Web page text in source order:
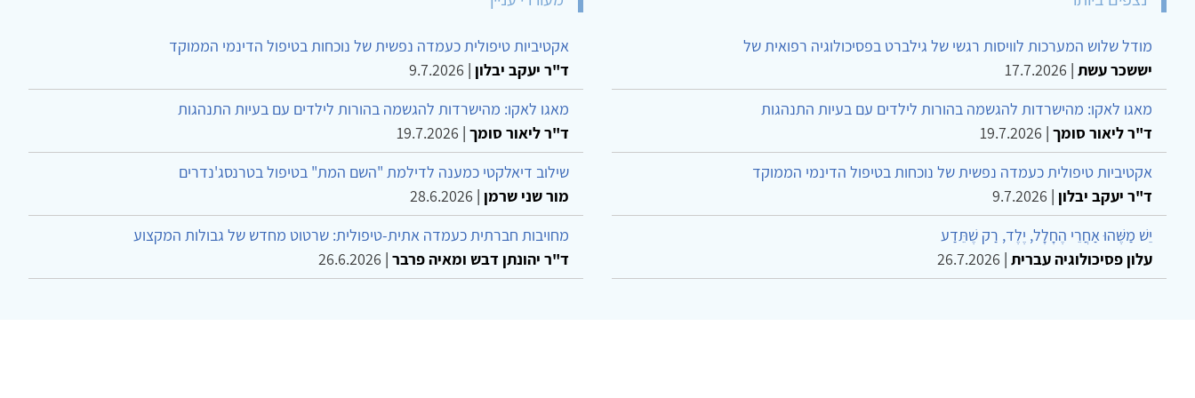
מודל שלוש המערכות לוויסות רגשי של גילברט בפסיכולוגיה רפואית של
יששכר עשת |
17.7.2026
מאגו לאקו: מהישרדות להגשמה בהורות לילדים עם בעיות התנהגות
ד"ר ליאור סומך |
19.7.2026
אקטיביות טיפולית כעמדה נפשית של נוכחות בטיפול הדינמי הממוקד
ד"ר יעקב יבלון |
9.7.2026
יֵשׁ מַשֶּׁהוּ אַחֲרֵי הֶחָלָל, יֶלֶד, רַק שֶׁתֵּדַע
עלון פסיכולוגיה עברית |
26.7.2026
אקטיביות טיפולית כעמדה נפשית של נוכחות בטיפול הדינמי הממוקד
ד"ר יעקב יבלון |
9.7.2026
מאגו לאקו: מהישרדות להגשמה בהורות לילדים עם בעיות התנהגות
ד"ר ליאור סומך |
19.7.2026
שילוב דיאלקטי כמענה לדילמת "השם המת" בטיפול בטרנסג'נדרים
מור שני שרמן |
28.6.2026
מחויבות חברתית כעמדה אתית-טיפולית: שרטוט מחדש של גבולות המקצוע
ד"ר יהונתן דבש ומאיה פרבר |
26.6.2026